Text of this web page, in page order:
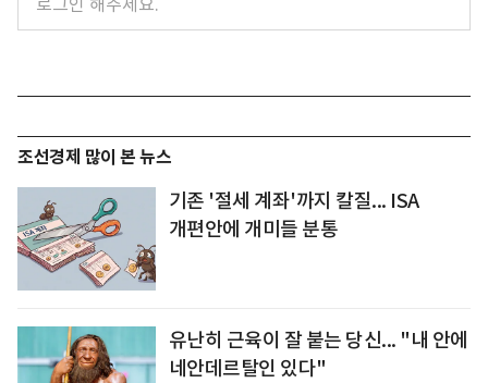
조선경제 많이 본 뉴스
기존 '절세 계좌'까지 칼질... ISA
개편안에 개미들 분통
유난히 근육이 잘 붙는 당신... "내 안에
네안데르탈인 있다"